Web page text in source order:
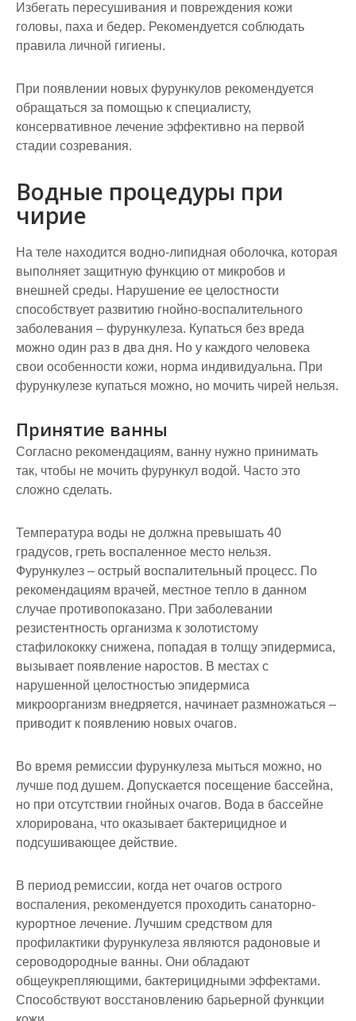
Избегать пересушивания и повреждения кожи
головы, паха и бедер. Рекомендуется соблюдать
правила личной гигиены.
При появлении новых фурункулов рекомендуется
обращаться за помощью к специалисту,
консервативное лечение эффективно на первой
стадии созревания.
Водные процедуры при
чирие
На теле находится водно-липидная оболочка, которая
выполняет защитную функцию от микробов и
внешней среды. Нарушение ее целостности
способствует развитию гнойно-воспалительного
заболевания – фурункулеза. Купаться без вреда
можно один раз в два дня. Но у каждого человека
свои особенности кожи, норма индивидуальна. При
фурункулезе купаться можно, но мочить чирей нельзя.
Принятие ванны
Согласно рекомендациям, ванну нужно принимать
так, чтобы не мочить фурункул водой. Часто это
сложно сделать.
Температура воды не должна превышать 40
градусов, греть воспаленное место нельзя.
Фурункулез – острый воспалительный процесс. По
рекомендациям врачей, местное тепло в данном
случае противопоказано. При заболевании
резистентность организма к золотистому
стафилококку снижена, попадая в толщу эпидермиса,
вызывает появление наростов. В местах с
нарушенной целостностью эпидермиса
микроорганизм внедряется, начинает размножаться –
приводит к появлению новых очагов.
Во время ремиссии фурункулеза мыться можно, но
лучше под душем. Допускается посещение бассейна,
но при отсутствии гнойных очагов. Вода в бассейне
хлорирована, что оказывает бактерицидное и
подсушивающее действие.
В период ремиссии, когда нет очагов острого
воспаления, рекомендуется проходить санаторно-
курортное лечение. Лучшим средством для
профилактики фурункулеза являются радоновые и
сероводородные ванны. Они обладают
общеукрепляющими, бактерицидными эффектами.
Способствуют восстановлению барьерной функции